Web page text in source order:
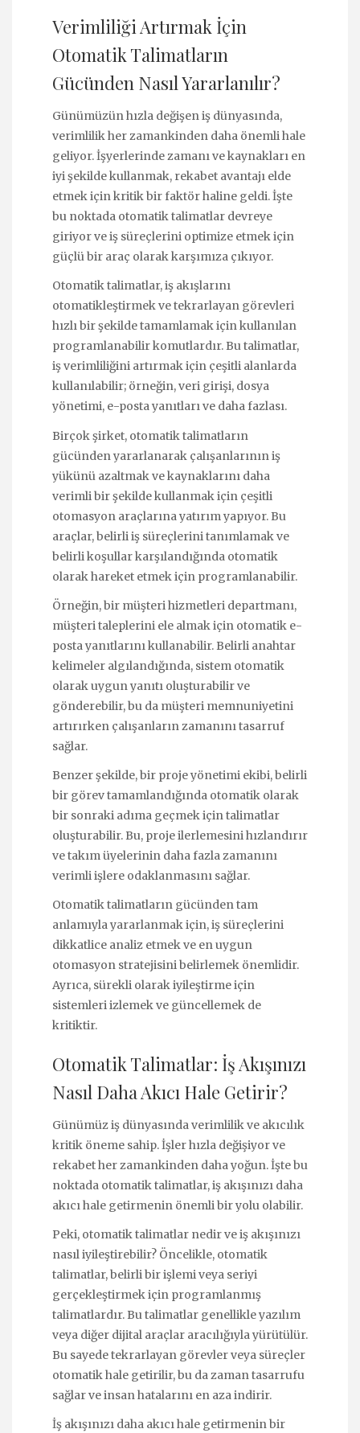
Verimliliği Artırmak İçin
Otomatik Talimatların
Gücünden Nasıl Yararlanılır?
Günümüzün hızla değişen iş dünyasında,
verimlilik her zamankinden daha önemli hale
geliyor. İşyerlerinde zamanı ve kaynakları en
iyi şekilde kullanmak, rekabet avantajı elde
etmek için kritik bir faktör haline geldi. İşte
bu noktada otomatik talimatlar devreye
giriyor ve iş süreçlerini optimize etmek için
güçlü bir araç olarak karşımıza çıkıyor.
Otomatik talimatlar, iş akışlarını
otomatikleştirmek ve tekrarlayan görevleri
hızlı bir şekilde tamamlamak için kullanılan
programlanabilir komutlardır. Bu talimatlar,
iş verimliliğini artırmak için çeşitli alanlarda
kullanılabilir; örneğin, veri girişi, dosya
yönetimi, e-posta yanıtları ve daha fazlası.
Birçok şirket, otomatik talimatların
gücünden yararlanarak çalışanlarının iş
yükünü azaltmak ve kaynaklarını daha
verimli bir şekilde kullanmak için çeşitli
otomasyon araçlarına yatırım yapıyor. Bu
araçlar, belirli iş süreçlerini tanımlamak ve
belirli koşullar karşılandığında otomatik
olarak hareket etmek için programlanabilir.
Örneğin, bir müşteri hizmetleri departmanı,
müşteri taleplerini ele almak için otomatik e-
posta yanıtlarını kullanabilir. Belirli anahtar
kelimeler algılandığında, sistem otomatik
olarak uygun yanıtı oluşturabilir ve
gönderebilir, bu da müşteri memnuniyetini
artırırken çalışanların zamanını tasarruf
sağlar.
Benzer şekilde, bir proje yönetimi ekibi, belirli
bir görev tamamlandığında otomatik olarak
bir sonraki adıma geçmek için talimatlar
oluşturabilir. Bu, proje ilerlemesini hızlandırır
ve takım üyelerinin daha fazla zamanını
verimli işlere odaklanmasını sağlar.
Otomatik talimatların gücünden tam
anlamıyla yararlanmak için, iş süreçlerini
dikkatlice analiz etmek ve en uygun
otomasyon stratejisini belirlemek önemlidir.
Ayrıca, sürekli olarak iyileştirme için
sistemleri izlemek ve güncellemek de
kritiktir.
Otomatik Talimatlar: İş Akışınızı
Nasıl Daha Akıcı Hale Getirir?
Günümüz iş dünyasında verimlilik ve akıcılık
kritik öneme sahip. İşler hızla değişiyor ve
rekabet her zamankinden daha yoğun. İşte bu
noktada otomatik talimatlar, iş akışınızı daha
akıcı hale getirmenin önemli bir yolu olabilir.
Peki, otomatik talimatlar nedir ve iş akışınızı
nasıl iyileştirebilir? Öncelikle, otomatik
talimatlar, belirli bir işlemi veya seriyi
gerçekleştirmek için programlanmış
talimatlardır. Bu talimatlar genellikle yazılım
veya diğer dijital araçlar aracılığıyla yürütülür.
Bu sayede tekrarlayan görevler veya süreçler
otomatik hale getirilir, bu da zaman tasarrufu
sağlar ve insan hatalarını en aza indirir.
İş akışınızı daha akıcı hale getirmenin bir